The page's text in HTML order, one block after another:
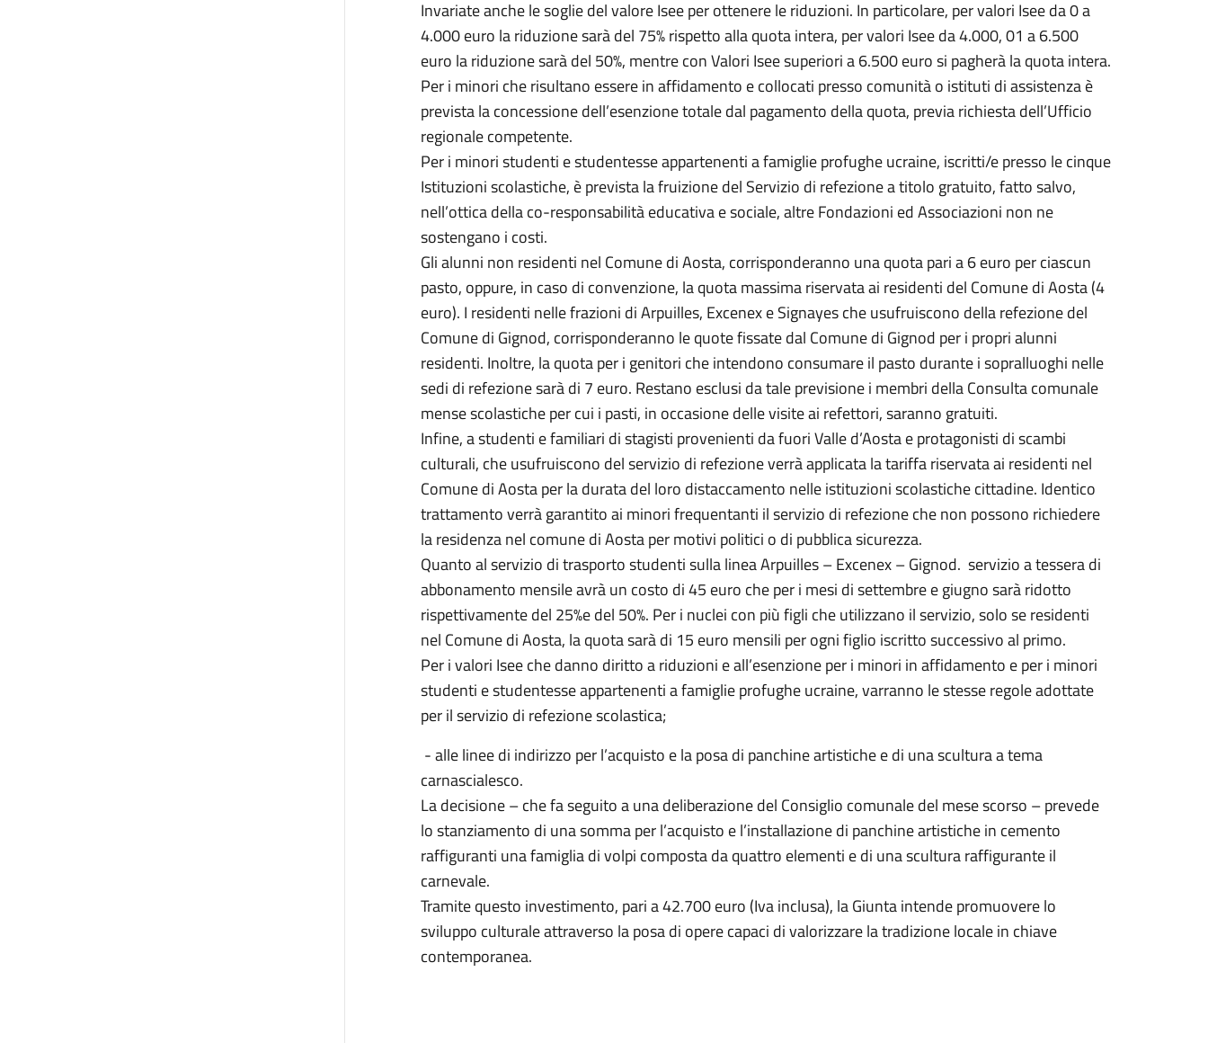
Invariate anche le soglie del valore Isee per ottenere le riduzioni. In particolare, per valori Isee da 0 a
4.000 euro la riduzione sarà del 75% rispetto alla quota intera, per valori Isee da 4.000, 01 a 6.500
euro la riduzione sarà del 50%, mentre con Valori Isee superiori a 6.500 euro si pagherà la quota intera.
Per i minori che risultano essere in affidamento e collocati presso comunità o istituti di assistenza è
prevista la concessione dell’esenzione totale dal pagamento della quota, previa richiesta dell’Ufficio
regionale competente.
Per i minori studenti e studentesse appartenenti a famiglie profughe ucraine, iscritti/e presso le cinque
Istituzioni scolastiche, è prevista la fruizione del Servizio di refezione a titolo gratuito, fatto salvo,
nell’ottica della co-responsabilità educativa e sociale, altre Fondazioni ed Associazioni non ne
sostengano i costi.
Gli alunni non residenti nel Comune di Aosta, corrisponderanno una quota pari a 6 euro per ciascun
pasto, oppure, in caso di convenzione, la quota massima riservata ai residenti del Comune di Aosta (4
euro). I residenti nelle frazioni di Arpuilles, Excenex e Signayes che usufruiscono della refezione del
Comune di Gignod, corrisponderanno le quote fissate dal Comune di Gignod per i propri alunni
residenti. Inoltre, la quota per i genitori che intendono consumare il pasto durante i sopralluoghi nelle
sedi di refezione sarà di 7 euro. Restano esclusi da tale previsione i membri della Consulta comunale
mense scolastiche per cui i pasti, in occasione delle visite ai refettori, saranno gratuiti.
Infine, a studenti e familiari di stagisti provenienti da fuori Valle d’Aosta e protagonisti di scambi
culturali, che usufruiscono del servizio di refezione verrà applicata la tariffa riservata ai residenti nel
Comune di Aosta per la durata del loro distaccamento nelle istituzioni scolastiche cittadine. Identico
trattamento verrà garantito ai minori frequentanti il servizio di refezione che non possono richiedere
la residenza nel comune di Aosta per motivi politici o di pubblica sicurezza.
Quanto al servizio di trasporto studenti sulla linea Arpuilles – Excenex – Gignod. servizio a tessera di
abbonamento mensile avrà un costo di 45 euro che per i mesi di settembre e giugno sarà ridotto
rispettivamente del 25%e del 50%. Per i nuclei con più figli che utilizzano il servizio, solo se residenti
nel Comune di Aosta, la quota sarà di 15 euro mensili per ogni figlio iscritto successivo al primo.
Per i valori Isee che danno diritto a riduzioni e all’esenzione per i minori in affidamento e per i minori
studenti e studentesse appartenenti a famiglie profughe ucraine, varranno le stesse regole adottate
per il servizio di refezione scolastica;
- alle linee di indirizzo per l’acquisto e la posa di panchine artistiche e di una scultura a tema
carnascialesco.
La decisione – che fa seguito a una deliberazione del Consiglio comunale del mese scorso – prevede
lo stanziamento di una somma per l’acquisto e l’installazione di panchine artistiche in cemento
raffiguranti una famiglia di volpi composta da quattro elementi e di una scultura raffigurante il
carnevale.
Tramite questo investimento, pari a 42.700 euro (Iva inclusa), la Giunta intende promuovere lo
sviluppo culturale attraverso la posa di opere capaci di valorizzare la tradizione locale in chiave
contemporanea.